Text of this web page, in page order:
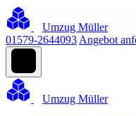
Umzug Müller
01579-2644093 Angebot
Umzug Müller